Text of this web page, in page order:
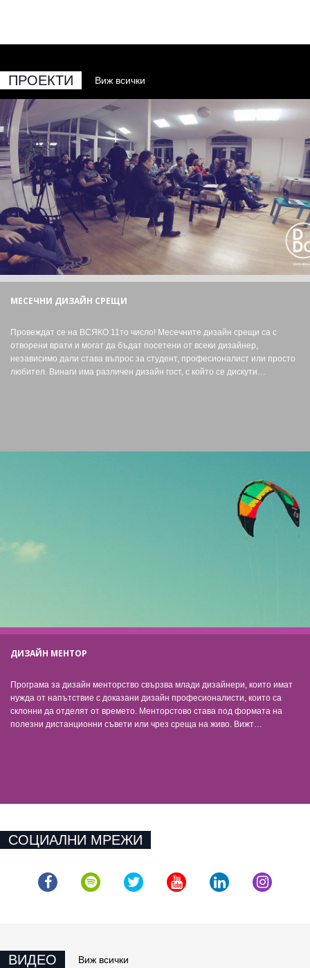
ПРОЕКТИ Виж всички
МЕСЕЧНИ ДИЗАЙН СРЕЩИ
Провеждат се на ВСЯКО 11то число! Месечните дизайн срещи са с
отворени врати и могат да бъдат посетени от всеки дизайнер,
независимо дали става въпрос за студент, професионалист или просто
любител. Винаги има различен дизайн гост, с който се дискути…
ДИЗАЙН МЕНТОР
Програма за дизайн менторство свързва млади дизайнери, които имат
нужда от напътствие с доказани дизайн професионалисти, които са
склонни да отделят от времето. Менторстово става под формата на
полезни дистанционни съвети или чрез среща на живо. Вижт…
СОЦИАЛНИ МРЕЖИ
ВИДЕО Виж всички